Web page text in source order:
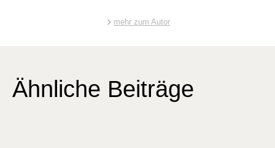
mehr zum Autor
Ähnliche Beiträge